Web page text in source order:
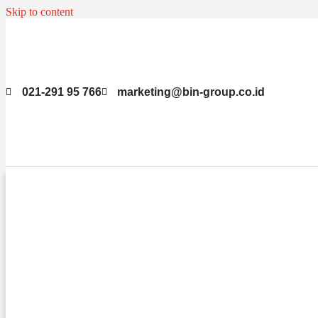
Skip to content
021-291 95 766 marketing@bin-group.co.id